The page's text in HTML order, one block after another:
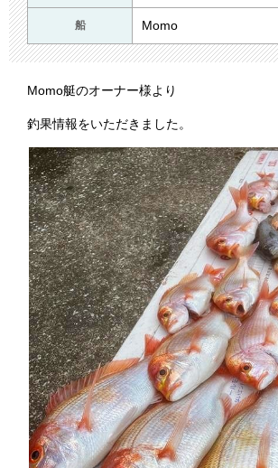
船 Momo
Momo艇のオーナー様より
釣果情報をいただきました。